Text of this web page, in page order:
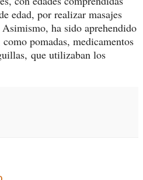
edad, por realizar masajes
Asimismo, ha sido aprehendido
pomadas, medicamentos
que utilizaban los